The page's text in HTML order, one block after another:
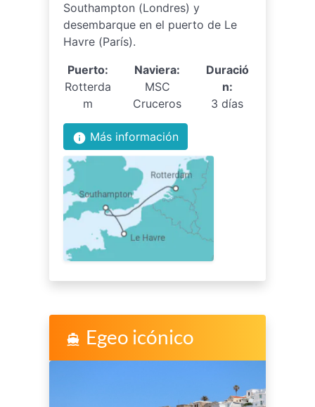
Southampton (Londres) y
desembarque en el puerto de Le
Havre (París).
Puerto:
Rotterda
m
Naviera:
MSC
Cruceros
Duració
n:
3 días
info Más información
directions_boat Egeo icónico